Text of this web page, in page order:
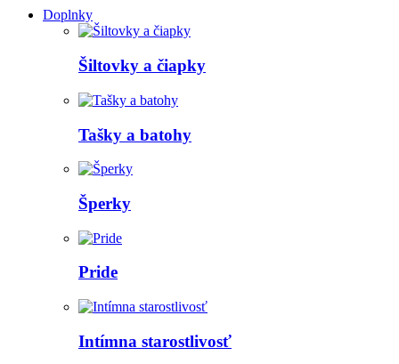
Doplnky
Šiltovky a čiapky
Tašky a batohy
Šperky
Pride
Intímna starostlivosť